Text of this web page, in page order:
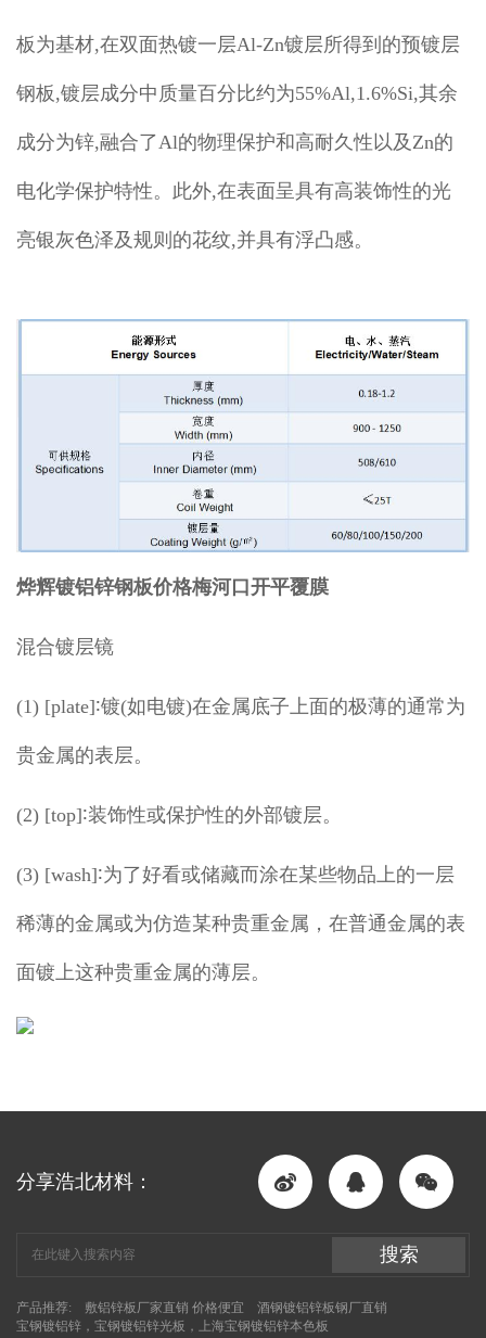
板为基材,在双面热镀一层Al-Zn镀层所得到的预镀层
钢板,镀层成分中质量百分比约为55%Al,1.6%Si,其余
成分为锌,融合了Al的物理保护和高耐久性以及Zn的
电化学保护特性。此外,在表面呈具有高装饰性的光
亮银灰色泽及规则的花纹,并具有浮凸感。
烨辉镀铝锌钢板价格梅河口开平覆膜
混合镀层镜
(1) [plate]∶镀(如电镀)在金属底子上面的极薄的通常为
贵金属的表层。
(2) [top]∶装饰性或保护性的外部镀层。
(3) [wash]∶为了好看或储藏而涂在某些物品上的一层
稀薄的金属或为仿造某种贵重金属，在普通金属的表
面镀上这种贵重金属的薄层。
分享浩北材料：
搜索
产品推荐: 敷铝锌板厂家直销 价格便宜
酒钢镀铝锌板钢厂直销
宝钢镀铝锌，宝钢镀铝锌光板，上海宝钢镀铝锌本色板